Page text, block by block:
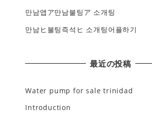
만남앱ア만남불팅ア 소개팅
만남ヒ불팅즉석ヒ 소개팅어플하기
最近の投稿
Water pump for sale trinidad
Introduction